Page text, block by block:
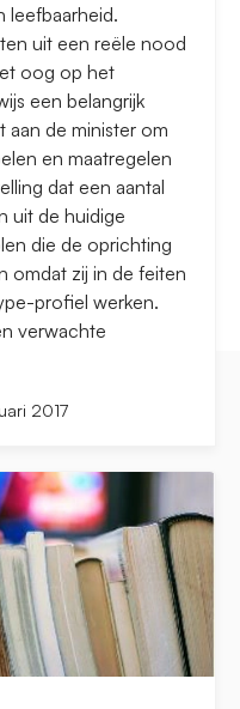
leefbaarheid.
uit een reële nood
oog op het
een belangrijk
aan de minister om
en maatregelen
dat een aantal
uit de huidige
die de oprichting
omdat zij in de feiten
profiel werken.
verwachte
2017